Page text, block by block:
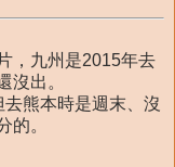
，九州是2015年去
沒出。
熊本時是週末、沒
的。